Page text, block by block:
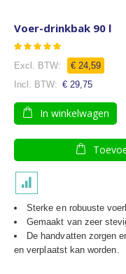
Voer-drinkbak 90 l
Waardering:
100
100
€ 24,59
€ 29,75
In winkelwagen
Sterke en robuuste
Gemaakt van zeer
De handvatten zorgen
en verplaatst kan worden.